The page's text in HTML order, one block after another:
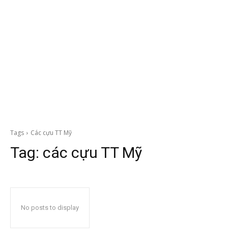
Tags Các cựu TT Mỹ
Tag: các cựu TT Mỹ
No posts to display